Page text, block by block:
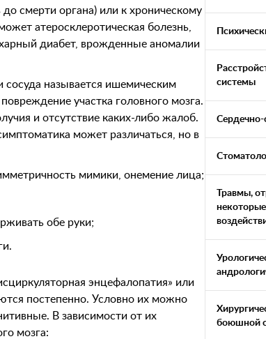
смерти органа) или к хроническому
атеросклеротическая болезнь,
диабет, врожденные аномалии
сосуда называется ишемическим
участка головного мозга.
и отсутствие каких-либо жалоб.
может различаться, но в
мимики, онемение лица;
обе руки;
энцефалопатия» или
постепенно. Условно их можно
В зависимости от их
мозга:
системы
Сердечно-
Травмы,
боюшной